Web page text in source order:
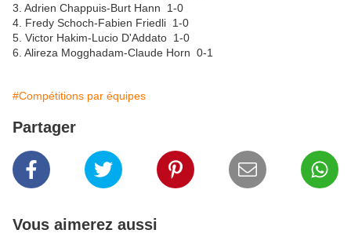
3. Adrien Chappuis-Burt Hann 1-0
4. Fredy Schoch-Fabien Friedli 1-0
5. Victor Hakim-Lucio D'Addato 1-0
6. Alireza Mogghadam-Claude Horn 0-1
#Compétitions par équipes
Partager
Vous aimerez aussi